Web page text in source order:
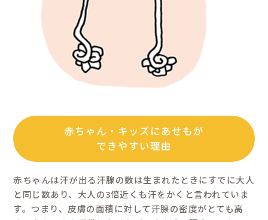
※1 すべての方に合うというわけでは
※2 特定原材料（卵・乳・小麦・そば
定原材 料に準ずるもの（大豆・ごま